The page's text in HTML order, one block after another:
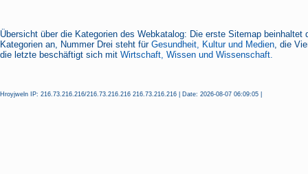
Übersicht über die Kategorien des Webkatalog: Die erste Sitemap beinhaltet
Kategorien an, Nummer Drei steht für Gesundheit, Kultur und Medien, die
die letzte beschäftigt sich mit Wirtschaft, Wissen und Wissenschaft.
Hroyjweln IP: 216.73.216.216/216.73.216.216 216.73.216.216 | Date: 2026-08-07 06:09:05 |